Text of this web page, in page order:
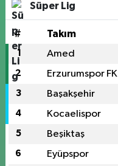
Süper Lig
# Takım
1 Amed
2 Erzurumspor FK
3 Başakşehir
4 Kocaelispor
5 Beşiktaş
6 Eyüpspor